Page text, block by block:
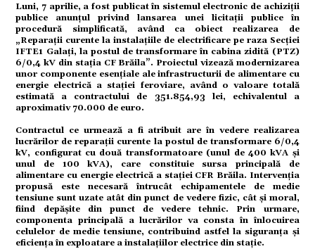
Luni, 7 aprilie, a fost publicat în sistemul electronic de achiziții
publice anunțul privind lansarea unei licitații publice în
procedură simplificată, având ca obiect realizarea de
„Reparații curente la instalațiile de electrificare pe raza Secției
IFTE1 Galați, la postul de transformare în cabina zidită (PTZ)
6/0,4 kV din stația CF Brăila”. Proiectul vizează modernizarea
unor componente esențiale ale infrastructurii de alimentare cu
energie electrică a stației feroviare, având o valoare totală
estimată a contractului de 351.854,93 lei, echivalentul a
aproximativ 70.000 de euro.
Contractul ce urmează a fi atribuit are în vedere realizarea
lucrărilor de reparații curente la postul de transformare 6/0,4
kV, configurat cu două transformatoare (unul de 400 kVA și
unul de 100 kVA), care constituie sursa principală de
alimentare cu energie electrică a stației CFR Brăila. Intervenția
propusă este necesară întrucât echipamentele de medie
tensiune sunt uzate atât din punct de vedere fizic, cât și moral,
fiind depășite din punct de vedere tehnic. Prin urmare,
componenta principală a lucrărilor va consta în înlocuirea
celulelor de medie tensiune, contribuind astfel la siguranța și
eficiența în exploatare a instalațiilor electrice din stație.